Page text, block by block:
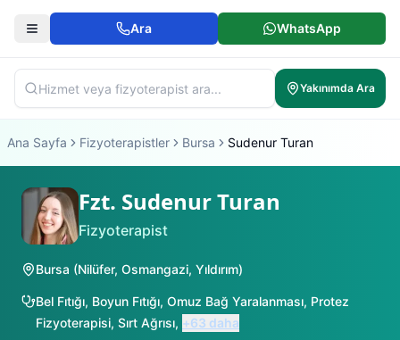
Ara WhatsApp
Yakınımda Ara
Ana Sayfa Fizyoterapistler Bursa Sudenur Turan
Fzt. Sudenur Turan
Fizyoterapist
Bursa (Nilüfer, Osmangazi, Yıldırım)
Bel Fıtığı, Boyun Fıtığı, Omuz Bağ Yaralanması, Protez
Fizyoterapisi, Sırt Ağrısı, +63 daha